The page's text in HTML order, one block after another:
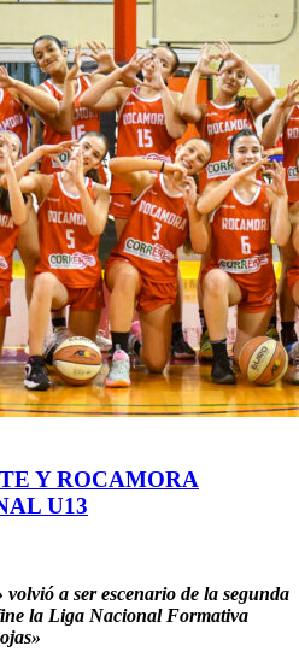
Y ROCAMORA
U13
a ser escenario de la segunda
la Liga Nacional Formativa